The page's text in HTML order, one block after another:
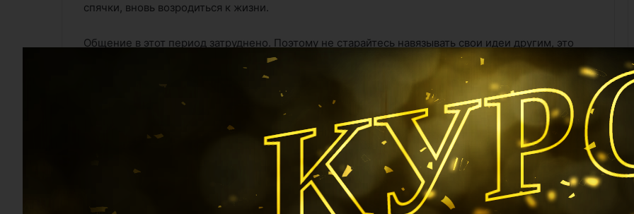
спячки, вновь возродиться к жизни.
Общение в этот период затруднено. Поэтому не старайтесь навязывать свои идеи другим, это
вызовет лишь сопротивление и враждебность.
Будьте осторожны, но в то же время непреклонны в своем движении к цели.
Афоризм месяца.
«Учителю были чужды четыре недостатка: склонность к домыслам, излишняя категоричность,